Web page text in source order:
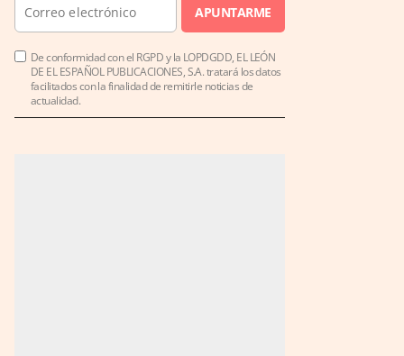
APUNTARME
De conformidad con el RGPD y la LOPDGDD, EL LEÓN
DE EL ESPAÑOL PUBLICACIONES, S.A. tratará los datos
facilitados con la finalidad de remitirle noticias de
actualidad.